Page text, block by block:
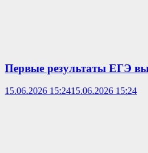
Первые результаты ЕГЭ
15.06.2026 15:2415.06.2026 15:24